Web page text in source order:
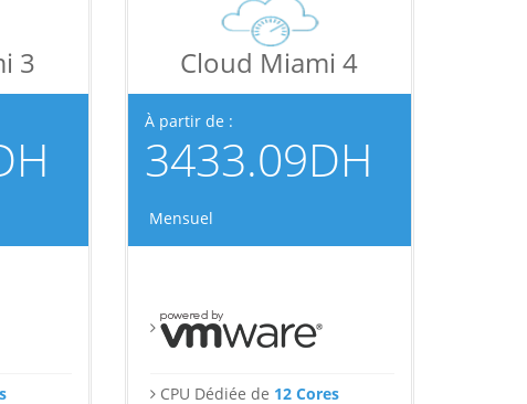
3 Cloud Miami 4
À partir de :
3433.09DH
Mensuel
CPU Dédiée de 12 Cores